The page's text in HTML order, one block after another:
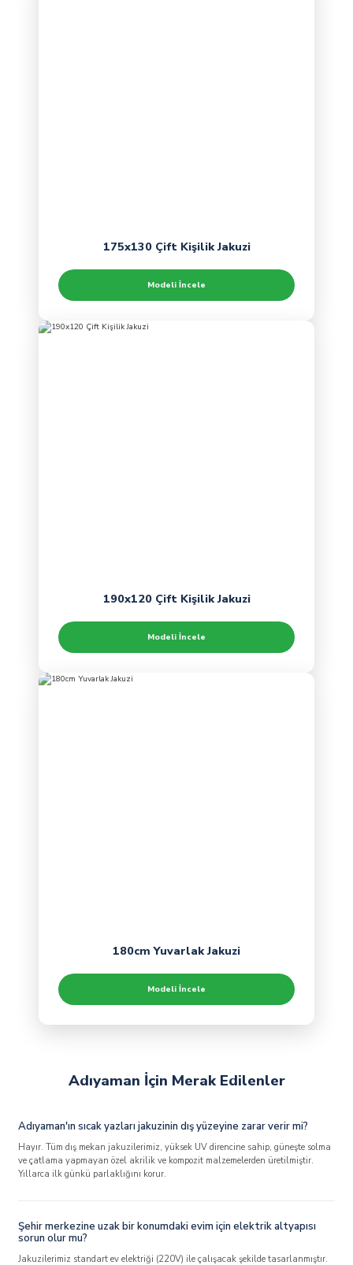
175x130 Çift Kişilik Jakuzi
Modeli İncele
190x120 Çift Kişilik Jakuzi
Modeli İncele
180cm Yuvarlak Jakuzi
Modeli İncele
Adıyaman İçin Merak Edilenler
Adıyaman'ın sıcak yazları jakuzinin dış yüzeyine zarar verir mi?
Hayır. Tüm dış mekan jakuzilerimiz, yüksek UV direncine sahip, güneşte solma
ve çatlama yapmayan özel akrilik ve kompozit malzemelerden üretilmiştir.
Yıllarca ilk günkü parlaklığını korur.
Şehir merkezine uzak bir konumdaki evim için elektrik altyapısı
sorun olur mu?
Jakuzilerimiz standart ev elektriği (220V) ile çalışacak şekilde tasarlanmıştır.